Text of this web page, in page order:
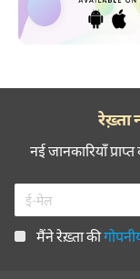
रेख़्ता
नई जानकारियाँ
मैंने रेख़्ता की